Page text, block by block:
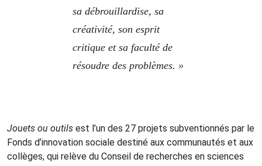
sa débrouillardise, sa
créativité, son esprit
critique et sa faculté de
résoudre des problèmes. »
Jouets ou outils est l’un des 27 projets subventionnés par le
Fonds d’innovation sociale destiné aux communautés et aux
collèges, qui relève du Conseil de recherches en sciences